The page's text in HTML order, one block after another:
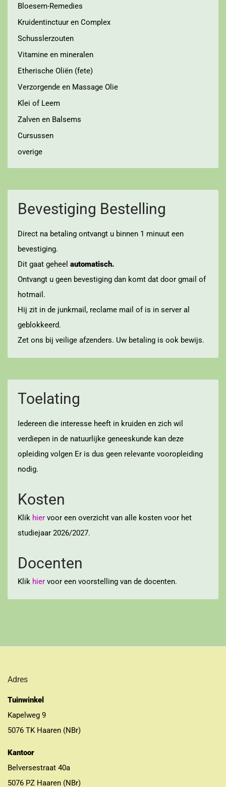
Bloesem-Remedies
Kruidentinctuur en Complex
Schusslerzouten
Vitamine en mineralen
Etherische Oliën (fete)
Verzorgende en Massage Olie
Klei of Leem
Zalven en Balsems
Cursussen
overige
Bevestiging Bestelling
Direct na betaling ontvangt u binnen 1 minuut een
bevestiging.
Dit gaat geheel automatisch.
Ontvangt u geen bevestiging dan komt dat door gmail of
hotmail.
Hij zit in de junkmail, reclame mail of is in server al
geblokkeerd.
Zet ons bij veilige afzenders. Uw betaling is ook bewijs.
Toelating
Iedereen die interesse heeft in kruiden en zich wil
verdiepen in de natuurlijke geneeskunde kan deze
opleiding volgen Er is dus geen relevante vooropleiding
nodig.
Kosten
Klik hier voor een overzicht van alle kosten voor het
studiejaar 2026/2027.
Docenten
Klik hier voor een voorstelling van de docenten.
Adres
Tuinwinkel
Kapelweg 9
5076 TK Haaren (NBr)
Kantoor
Belversestraat 40a
5076 PZ Haaren (NBr)